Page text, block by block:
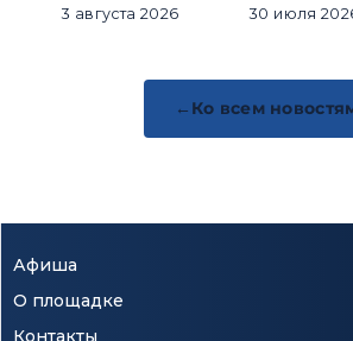
за историю
3 августа 2026 30 июля
Ко всем
Афиша
О площадке
Контакты